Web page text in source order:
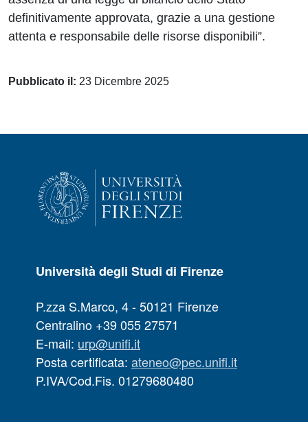
definitivamente approvata, grazie a una gestione
attenta e responsabile delle risorse disponibili”.
Pubblicato il: 23 Dicembre 2025
Università degli Studi di Firenze
P.zza S.Marco, 4 - 50121 Firenze
Centralino +39 055 27571
E-mail: urp@unifi.it
Posta certificata: ateneo@pec.unifi.it
P.IVA/Cod.Fis. 01279680480